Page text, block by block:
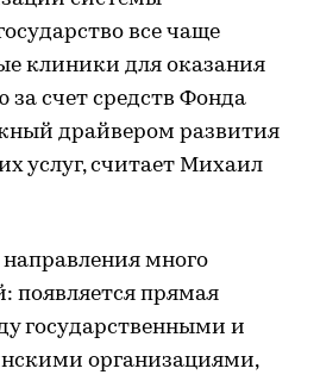
все чаще
клиники для оказания
счет средств Фонда
драйвером развития
услуг, считает Михаил
много
появляется прямая
государственными и
организациями,